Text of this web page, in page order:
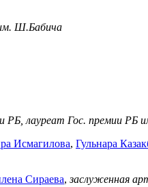
Ш.Бабича
лауреат Гос. премии РБ
Исмагилова, Гульнара
Сираева,заслуженная